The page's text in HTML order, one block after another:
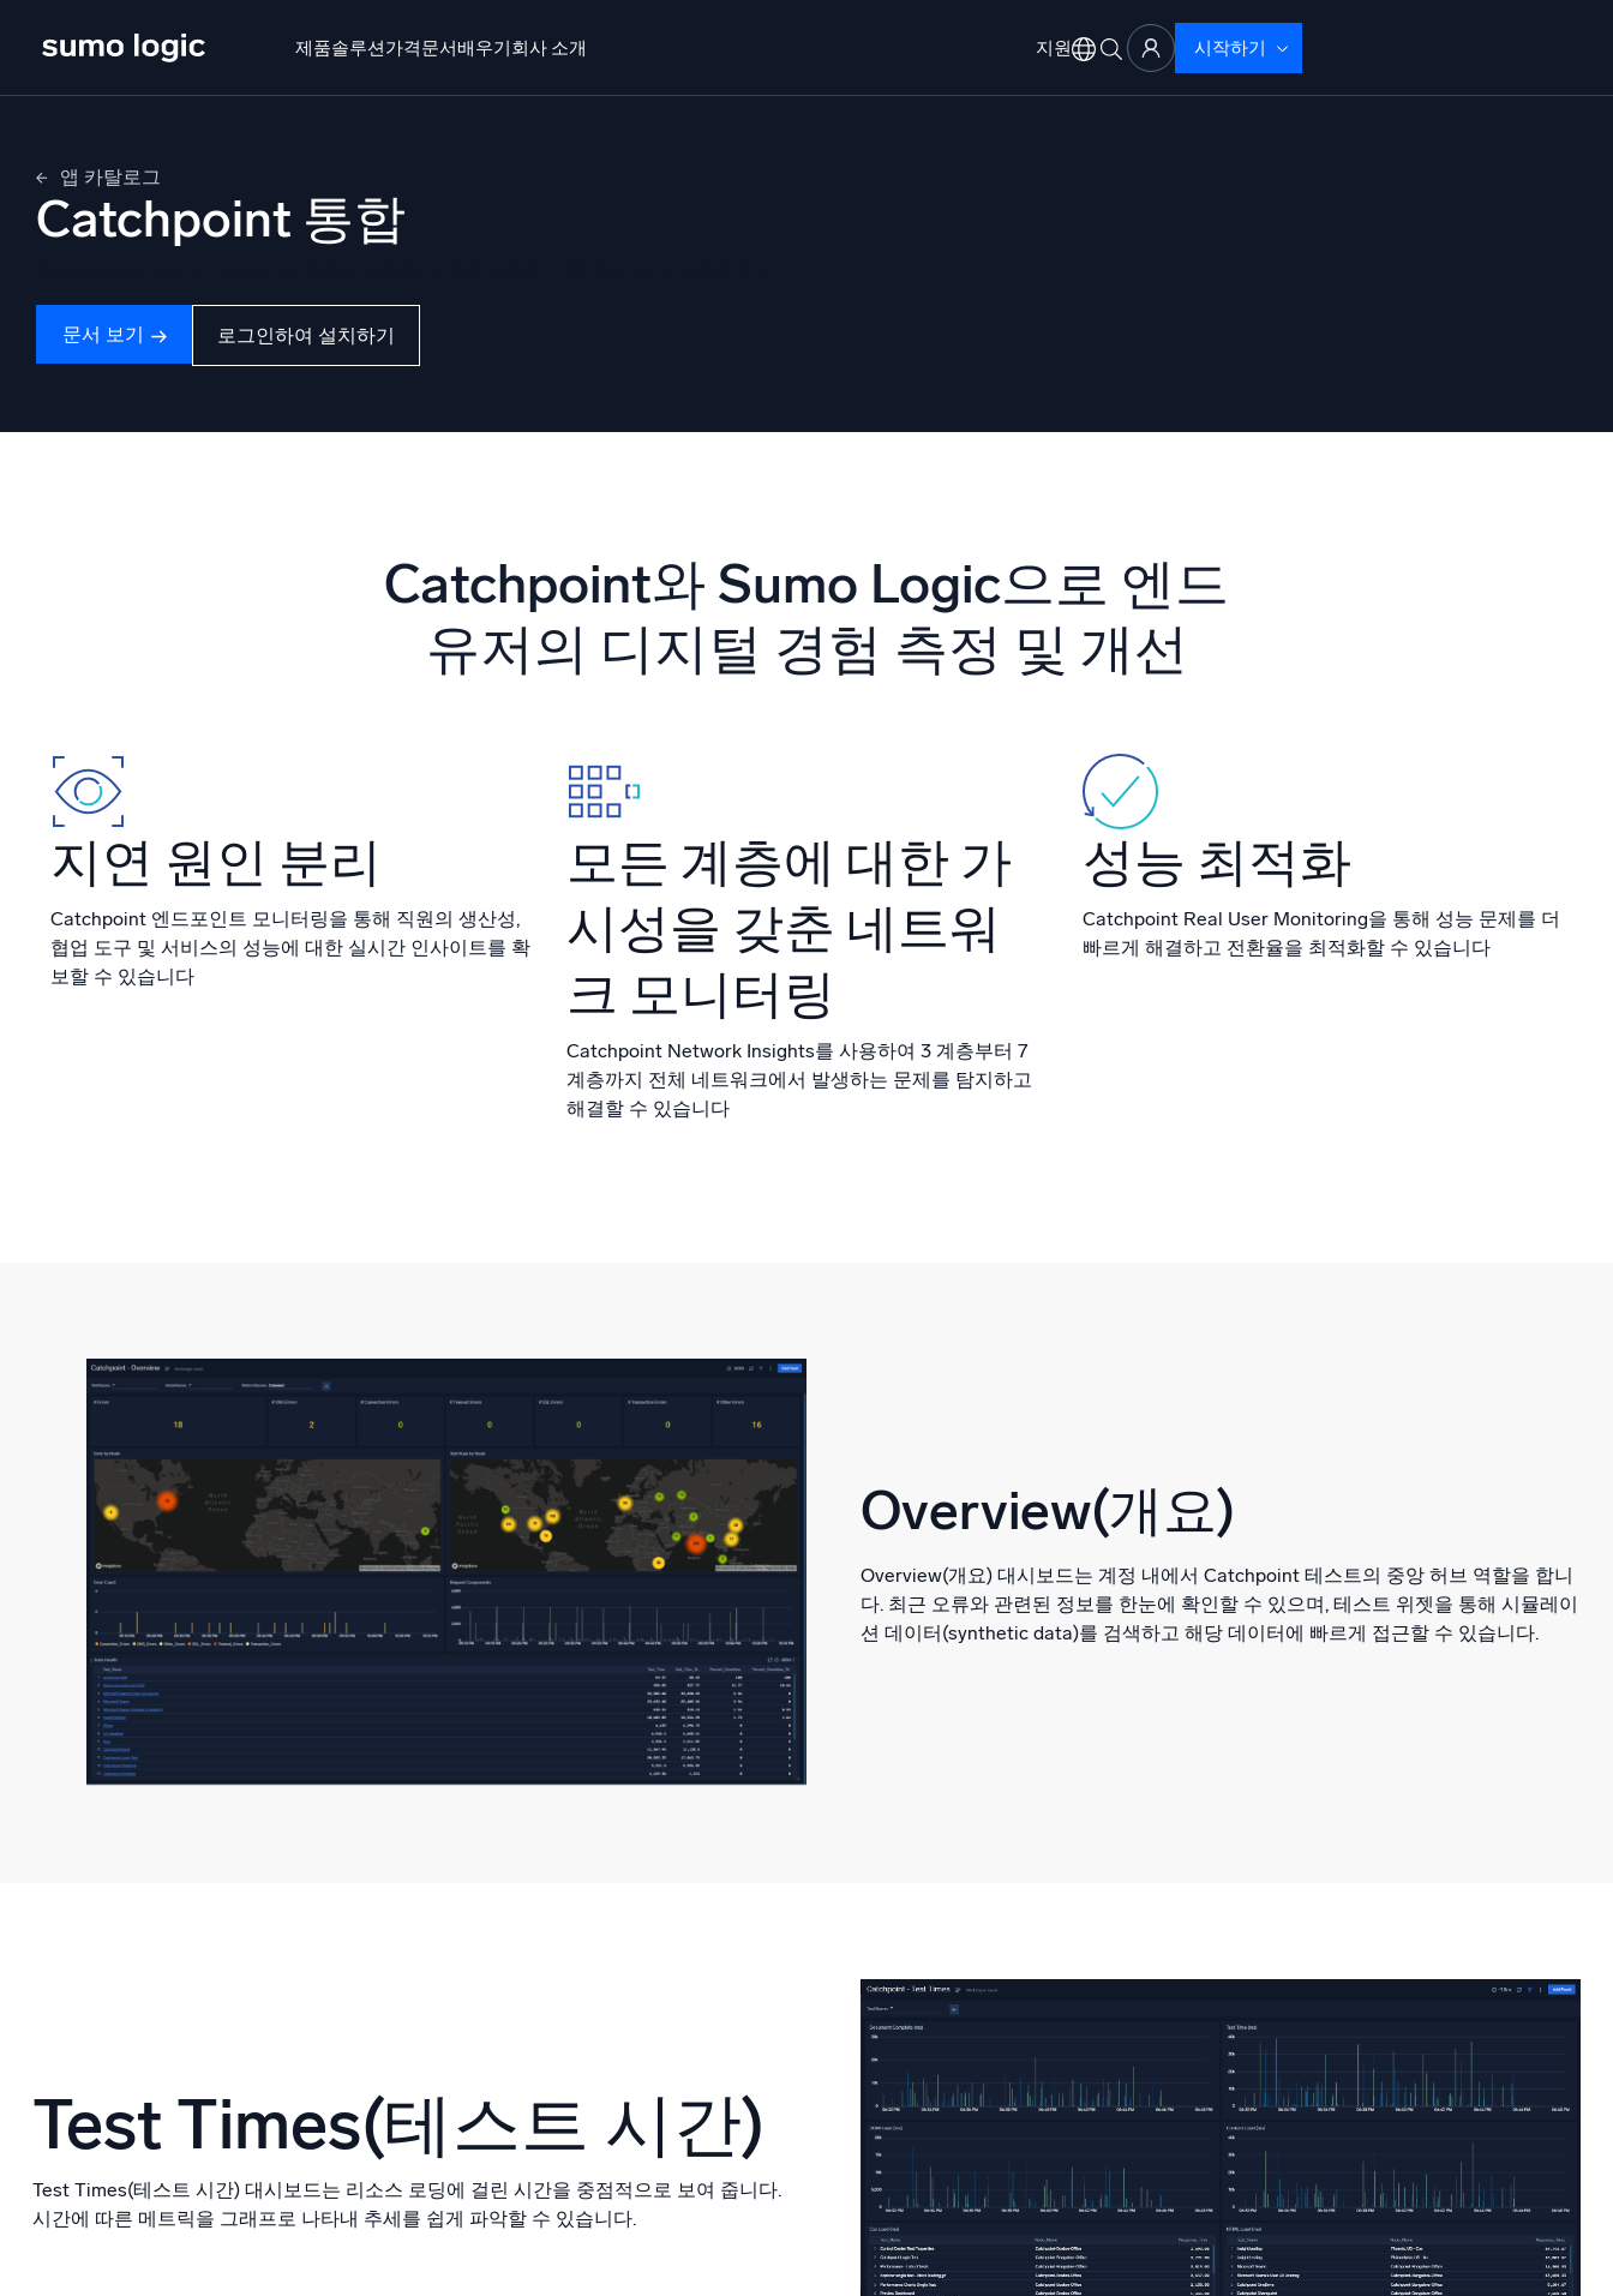
제품솔루션가격문서배우기회사 소개 지원 시작하기
모니터링, 문제 해결, 자동화 및 방어
AI/ML 기반 보안을 위한 로그
앱 카탈로그
Catchpoint 통합
문서 보기 로그인하여 설치하기
Catchpoint와 Sumo Logic으로 엔드
유저의 디지털 경험 측정 및 개선
지연 원인 분리
Catchpoint 엔드포인트 모니터링을 통해 직원의 생산성,
협업 도구 및 서비스의 성능에 대한 실시간 인사이트를 확
보할 수 있습니다
모든 계층에 대한 가
시성을 갖춘 네트워
크 모니터링
Catchpoint Network Insights를 사용하여 3 계층부터 7
계층까지 전체 네트워크에서 발생하는 문제를 탐지하고
해결할 수 있습니다
성능 최적화
Catchpoint Real User Monitoring을 통해 성능 문제를 더
빠르게 해결하고 전환율을 최적화할 수 있습니다
Overview(개요)
Overview(개요) 대시보드는 계정 내에서 Catchpoint 테스트의 중앙 허브 역할을 합니
다. 최근 오류와 관련된 정보를 한눈에 확인할 수 있으며, 테스트 위젯을 통해 시뮬레이
션 데이터(synthetic data)를 검색하고 해당 데이터에 빠르게 접근할 수 있습니다.
Test Times(테스트 시간)
Test Times(테스트 시간) 대시보드는 리소스 로딩에 걸린 시간을 중점적으로 보여 줍니다.
시간에 따른 메트릭을 그래프로 나타내 추세를 쉽게 파악할 수 있습니다.